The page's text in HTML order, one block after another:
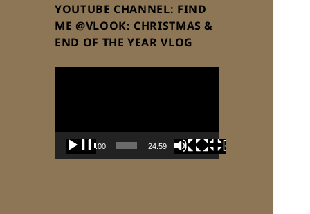
YOUTUBE CHANNEL: FIND
ME @VLOOK: CHRISTMAS &
END OF THE YEAR VLOG
00:00 24:59